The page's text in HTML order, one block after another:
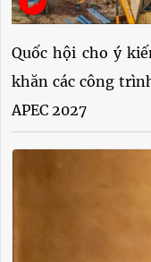
Quốc hội cho ý
khăn các công
APEC 2027